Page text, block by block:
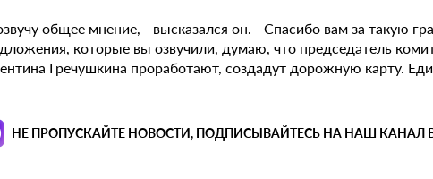
общее мнение, - высказался он. - Спасибо вам за такую
которые вы озвучили, думаю, что председатель
Гречушкина проработают, создадут дорожную карту.
НЕ ПРОПУСКАЙТЕ НОВОСТИ, ПОДПИСЫВАЙТЕСЬ НА НАШ КАНАЛ